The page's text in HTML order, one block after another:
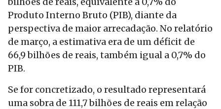
Produto Interno Bruto (PIB), diante da
perspectiva de maior arrecadação. No relatório
de março, a estimativa era de um déficit de
66,9 bilhões de reais, também igual a 0,7% do
PIB.
Se for concretizado, o resultado representará
uma sobra de 111,7 bilhões de reais em relação